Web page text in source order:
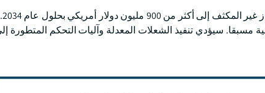
من
مسبقا. سيؤدي تنفيذ الشعلات المعدلة وآليات التحكم المتطورة